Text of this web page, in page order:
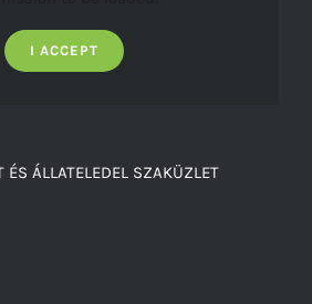
I ACCEPT
ÉS ÁLLATELEDEL SZAKÜZLET